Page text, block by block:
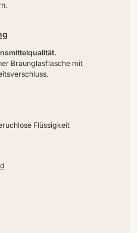
Braunglasflasche mit
Flüssigkeit